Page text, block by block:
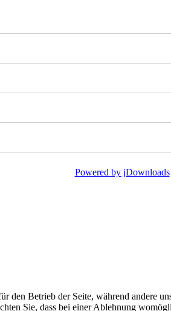
Powered by jDownloads
den Betrieb der Seite, während andere
Sie, dass bei einer Ablehnung